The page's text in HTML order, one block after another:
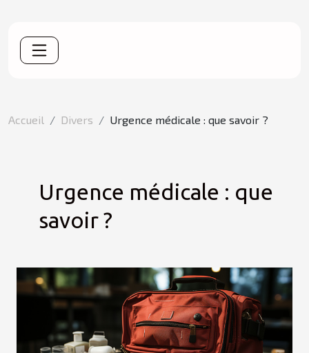
Accueil Divers Urgence médicale : que savoir ?
Urgence médicale : que
savoir ?